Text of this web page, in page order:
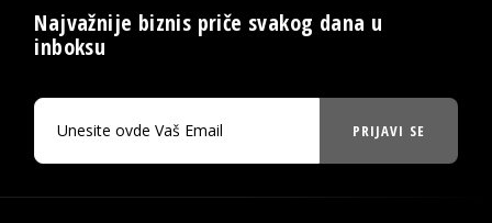
Najvažnije biznis priče svakog dana u
inboksu
PRIJAVI SE